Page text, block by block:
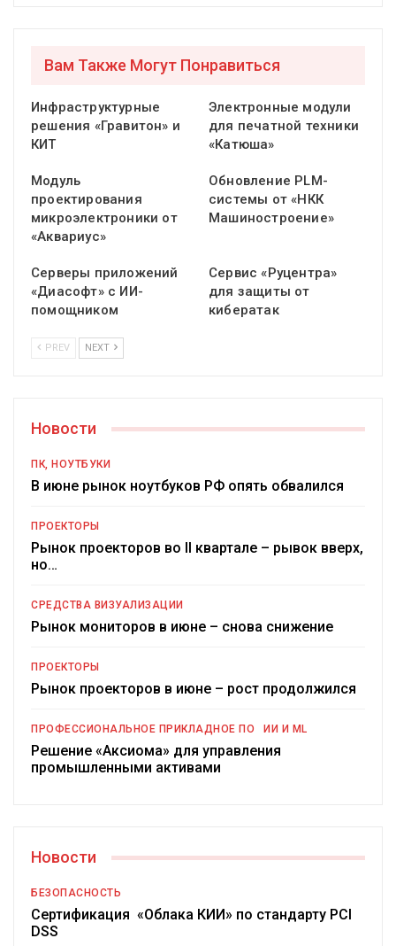
Вам Также Могут Понравиться
Инфраструктурные
решения «Гравитон» и
КИТ
Электронные модули
для печатной техники
«Катюша»
Модуль
проектирования
микроэлектроники от
«Аквариус»
Обновление PLM-
системы от «НКК
Машиностроение»
Серверы приложений
«Диасофт» с ИИ-
помощником
Сервис «Руцентра»
для защиты от
кибератак
PREV NEXT
Новости
ПК, НОУТБУКИ
В июне рынок ноутбуков РФ опять обвалился
ПРОЕКТОРЫ
Рынок проекторов во II квартале – рывок вверх,
но…
СРЕДСТВА ВИЗУАЛИЗАЦИИ
Рынок мониторов в июне – снова снижение
ПРОЕКТОРЫ
Рынок проекторов в июне – рост продолжился
ПРОФЕССИОНАЛЬНОЕ ПРИКЛАДНОЕ ПО ИИ И ML
Решение «Аксиома» для управления
промышленными активами
Новости
БЕЗОПАСНОСТЬ
Сертификация «Облака КИИ» по стандарту PCI
DSS